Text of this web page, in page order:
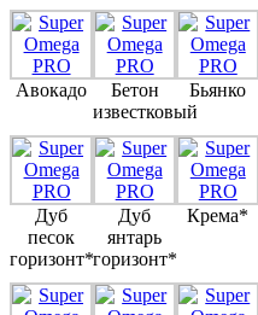
Авокадо
Бетон
известковый
Бьянко
Дуб
песок
горизонт*
Дуб
янтарь
горизонт*
Крема*